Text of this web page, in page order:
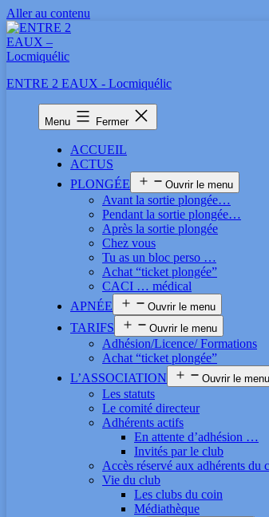
Aller au contenu
ENTRE 2 EAUX - Locmiquélic
Menu Fermer
ACCUEIL
ACTUS
PLONGÉE
Ouvrir le menu
Avant la sortie plongée…
Pendant la sortie plongée…
Après la sortie plongée
Chez vous
Tu as un bloc perso …
Achat “ticket plongée”
CACI … médical
APNÉE
Ouvrir le menu
TARIFS Ouvrir le menu
Adhésion/Licence/ Formations
Achat “ticket plongée”
L’ASSOCIATION
Ouvrir le menu
Les statuts
Le comité directeur
Adhérents actifs
En attente d’adhésion …
Invités par le club
Accès réservé aux adhérents du
Vie du club
Les clubs du coin
Médiathèque